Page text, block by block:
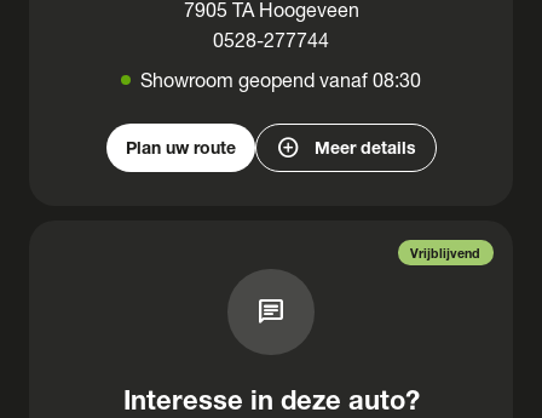
7905 TA Hoogeveen
0528-277744
Showroom geopend vanaf 08:30
Plan uw route add_circle Meer details
Vrijblijvend
chat
Interesse in deze auto?